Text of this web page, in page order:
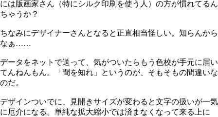
には版画家さん（特にシルク印刷を使う人）の方が慣れてるん
ちゃうか？
ちなみにデザイナーさんとなると正直相当怪しい。知らんから
なぁ……
データをネットで送って、気がついたらもう色校が手元に届い
てんねんもん。「間を知れ」というのが、そもそもの間違いな
のだ。
デザインついでに、見開きサイズが変わると文字の扱いが一気
に厄介になる。単純な拡大縮小では済まなくなって来る上に